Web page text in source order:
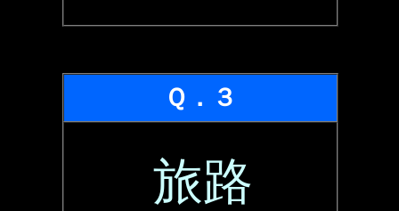
Ｑ．３
旅路